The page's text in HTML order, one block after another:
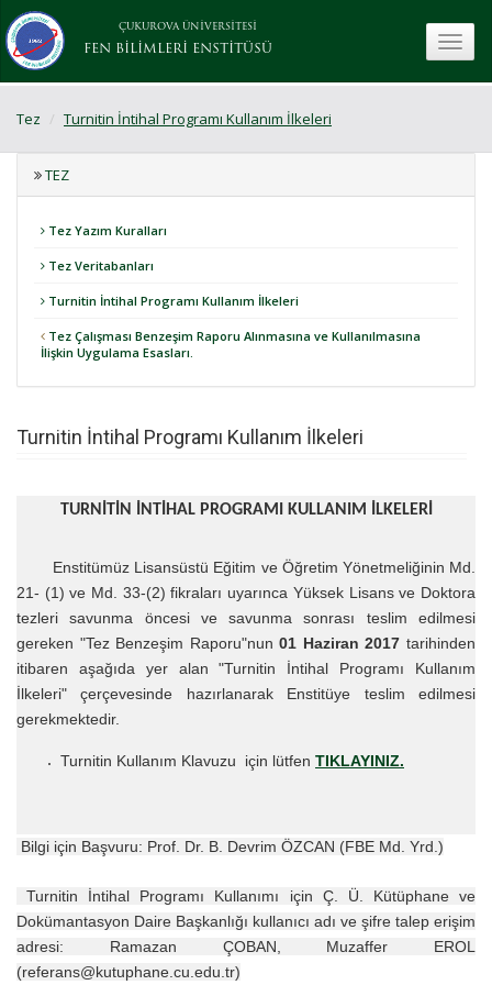
ÇUKUROVA ÜNİVERSİTESİ
FEN BİLİMLERİ ENSTİTÜSÜ
Tez Turnitin İntihal Programı Kullanım İlkeleri
TEZ
Tez Yazım Kuralları
Tez Veritabanları
Turnitin İntihal Programı Kullanım İlkeleri
Tez Çalışması Benzeşim Raporu Alınmasına ve Kullanılmasına
İlişkin Uygulama Esasları.
Turnitin İntihal Programı Kullanım İlkeleri
TURNİTİN İNTİHAL PROGRAMI KULLANIM İLKELERİ
Enstitümüz Lisansüstü Eğitim ve Öğretim Yönetmeliğinin Md.
21- (1) ve Md. 33-(2) fikraları uyarınca Yüksek Lisans ve Doktora
tezleri savunma öncesi ve savunma sonrası teslim edilmesi
gereken "Tez Benzeşim Raporu"nun01 Haziran 2017 tarihinden
itibaren aşağıda yer alan "Turnitin İntihal Programı Kullanım
İlkeleri" çerçevesinde hazırlanarak Enstitüye teslim edilmesi
gerekmektedir.
Turnitin Kullanım Klavuzu için lütfen TIKLAYINIZ.
Bilgi için Başvuru: Prof. Dr. B. Devrim ÖZCAN (FBE Md. Yrd.)
Turnitin İntihal Programı Kullanımı için Ç. Ü. Kütüphane ve
Dokümantasyon Daire Başkanlığı kullanıcı adı ve şifre talep erişim
adresi: Ramazan ÇOBAN, Muzaffer EROL
(referans@kutuphane.cu.edu.tr)